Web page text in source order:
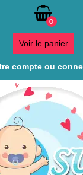
0
Voir le panier
compte ou